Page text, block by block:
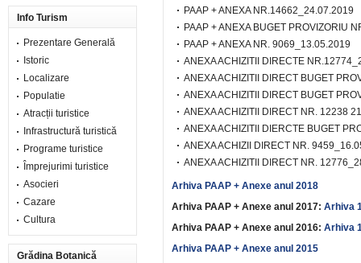
Info Turism
Prezentare Generală
Istoric
Localizare
Populatie
Atracții turistice
Infrastructură turistică
Programe turistice
Împrejurimi turistice
Asocieri
Cazare
Cultura
Grădina Botanică
PAAP + ANEXA NR.14662_24.07.2019
PAAP + ANEXA BUGET PROVIZORIU
PAAP + ANEXA NR. 9069_13.05.2019
ANEXA ACHIZITII DIRECTE
ANEXA ACHIZITII DIRECT BUGET
ANEXA ACHIZITII DIRECT BUGET
ANEXA ACHIZITII DIRECT NR. 12238
ANEXA ACHIZITII DIERCTE BUGET
ANEXA ACHIZII DIRECT NR.
ANEXA ACHIZITII DIRECT NR.
Arhiva PAAP + Anexe anul 2018
Arhiva PAAP + Anexe anul 2017: Arhiva
Arhiva PAAP + Anexe anul 2016: Arhiva
Arhiva PAAP + Anexe anul 2015